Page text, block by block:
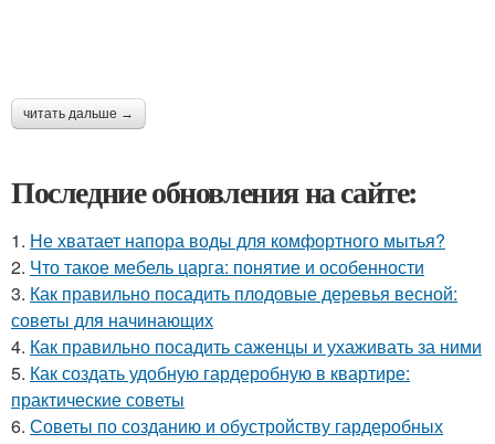
читать дальше →
Последние обновления на сайте:
1. Не хватает напора воды для комфортного мытья?
2. Что такое мебель царга: понятие и особенности
3. Как правильно посадить плодовые деревья весной:
советы для начинающих
4. Как правильно посадить саженцы и ухаживать за ними
5. Как создать удобную гардеробную в квартире:
практические советы
6. Советы по созданию и обустройству гардеробных